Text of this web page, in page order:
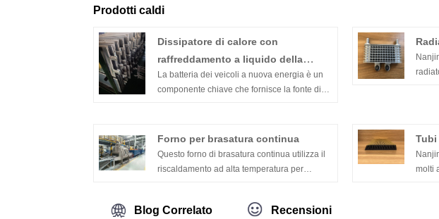
Prodotti caldi
Dissipatore di calore con
raffreddamento a liquido della
batteria Energy
La batteria dei veicoli a nuova energia è un
componente chiave che fornisce la fonte di
sviluppo della tecnologia leggera, il peso
complessivo della carrozzeria del veicolo è
notevolmente ridotto, il che può migliorare
utilizzata sempre più ampiamente nelle
10
Forno per brasatura continua
Questo forno di brasatura continua utilizza il
riscaldamento ad alta temperatura per
decomposti dal forno di decomposizione
Tubi
molti
Blog Correlato Recensioni